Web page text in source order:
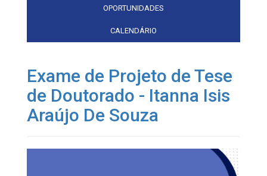
OPORTUNIDADES
CALENDÁRIO
Exame de Projeto de Tese
de Doutorado - Itanna Isis
Araújo De Souza